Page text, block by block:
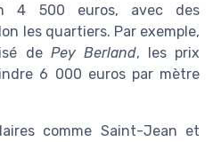
4 500 euros, avec des
les quartiers. Par exemple,
de Pey Berland, les prix
6 000 euros par mètre
comme Saint-Jean et